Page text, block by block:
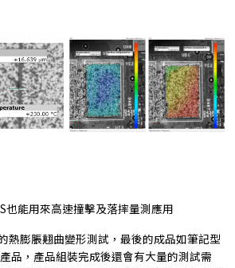
也能用來高速撞擊及落摔量測應用
熱膨脹翹曲變形測試，最後的成品如筆記型
品，產品組裝完成後還會有大量的測試需